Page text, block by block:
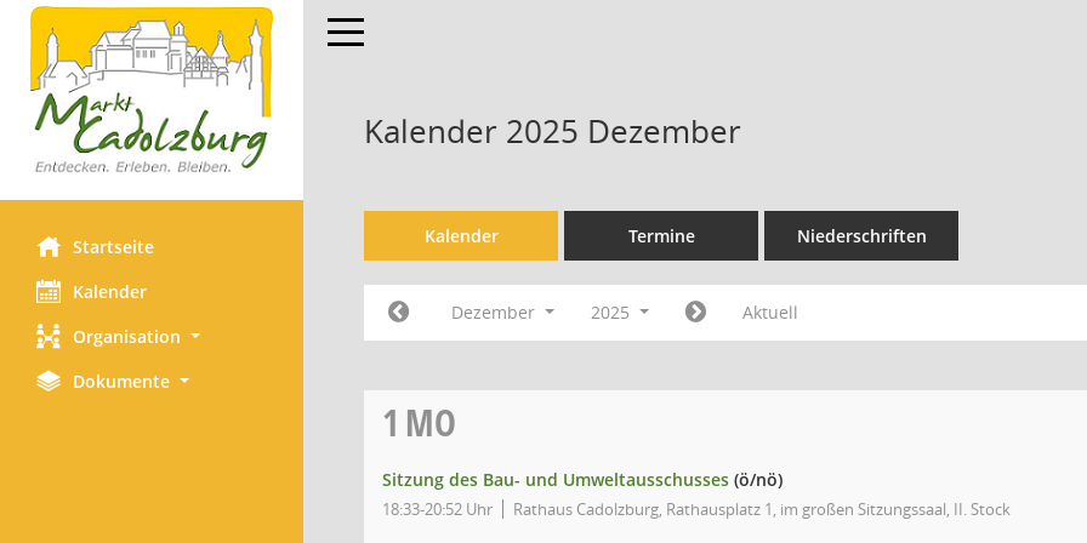
Startseite
Kalender
Organisation
Dokumente
Toggle navigation
Kalender 2025 Dezember
Kalender Termine Niederschriften
Dezember 2025 Aktuell
1 MO
Sitzung des Bau- und Umweltausschusses (ö/nö)
18:33-20:52 Uhr Rathaus Cadolzburg, Rathausplatz 1, im großen Sitzungssaal, II. Stock